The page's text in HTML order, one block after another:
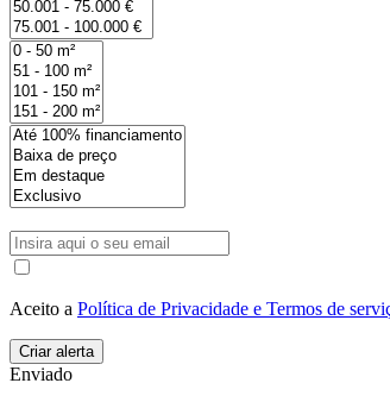
Aceito a Política de Privacidade e Termos de
Enviado